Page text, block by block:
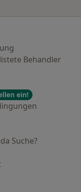
Behandler
ein!
Suche?